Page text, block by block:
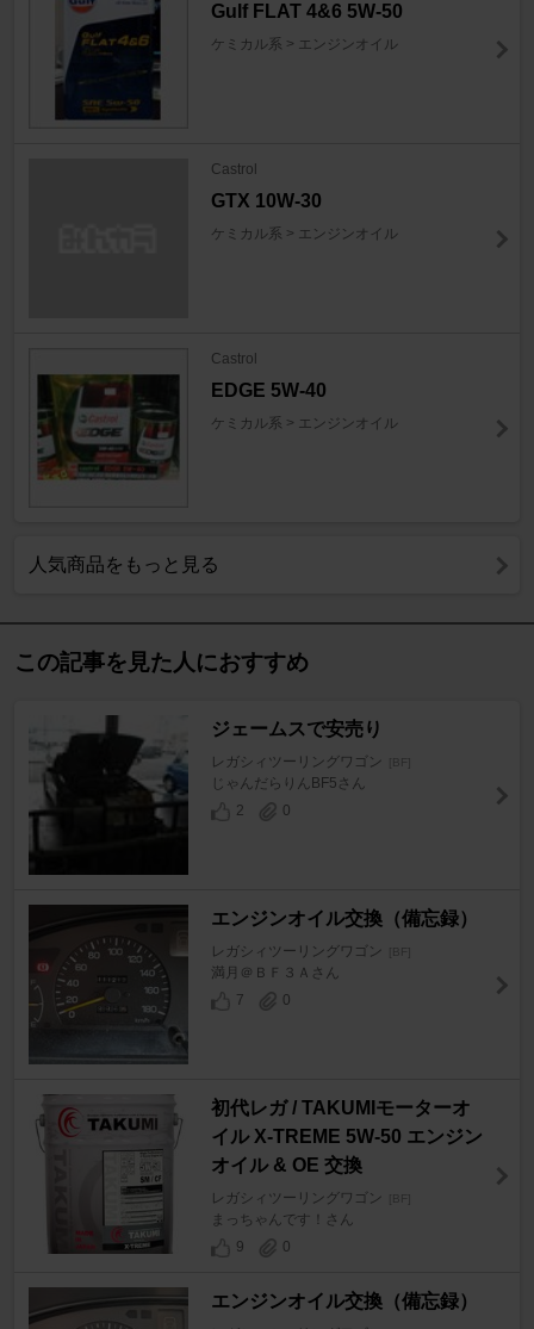
Gulf FLAT 4&6 5W-50
ケミカル系 > エンジンオイル
Castrol
GTX 10W-30
ケミカル系 > エンジンオイル
Castrol
EDGE 5W-40
ケミカル系 > エンジンオイル
人気商品をもっと見る
この記事を見た人におすすめ
ジェームスで安売り
レガシィツーリングワゴン [BF]
じゃんだらりんBF5さん
2
0
エンジンオイル交換（備忘録）
レガシィツーリングワゴン [BF]
満月＠ＢＦ３Ａさん
7
0
初代レガ / TAKUMIモーターオ
イル X-TREME 5W-50 エンジン
オイル & OE 交換
レガシィツーリングワゴン [BF]
まっちゃんです！さん
9
0
エンジンオイル交換（備忘録）